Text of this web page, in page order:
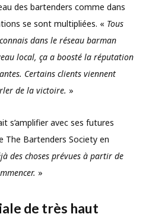
des bartenders comme dans
se sont multipliées. « Tous
dans le réseau barman
local, ça a boosté la réputation
Certains clients viennent
de la victoire. »
s’amplifier avec ses futures
The Bartenders Society en
des choses prévues à partir de
»
de très haut